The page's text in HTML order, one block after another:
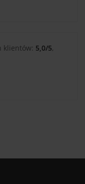
klientów: 5,0/5,